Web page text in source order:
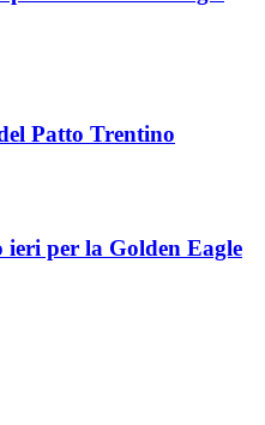
Patto Trentino
ieri per la Golden Eagle